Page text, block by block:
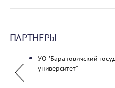
ПАРТНЕРЫ
УО "Барановичский
университет"